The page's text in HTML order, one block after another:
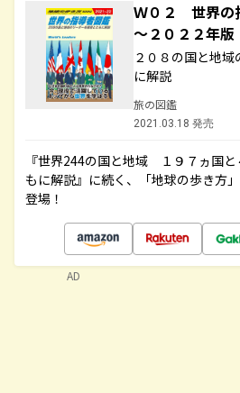
Ｗ０２ 世界の
～２０２２年版
２０８の国と地
に解説
旅の図鑑
2021.03.18 発売
『世界244の国と地域 １９７ヵ国
もに解説』に続く、「地球の歩き方
登場！
AD